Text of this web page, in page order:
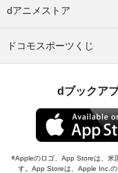
dアニメストア
ドコモスポーツくじ
dブックア
Appleのロゴ、App Storeは、米
す。App Storeは、Apple Inc.の